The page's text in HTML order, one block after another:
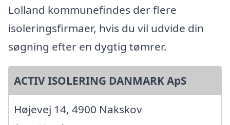
Lolland kommunefindes der flere
isoleringsfirmaer, hvis du vil udvide din
søgning efter en dygtig tømrer.
ACTIV ISOLERING DANMARK ApS
Højevej 14, 4900 Nakskov